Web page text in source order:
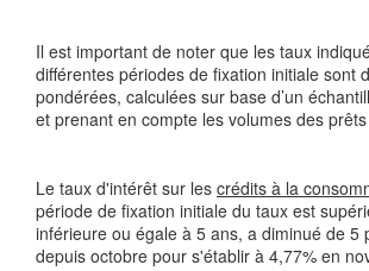
Il est important de noter que les taux
différentes périodes de fixation initiale sont
pondérées, calculées sur base d’un
et prenant en compte les volumes des
Le taux d'intérêt sur les crédits à la
période de fixation initiale du taux est
inférieure ou égale à 5 ans, a diminué de 5
depuis octobre pour s'établir à 4,77% en